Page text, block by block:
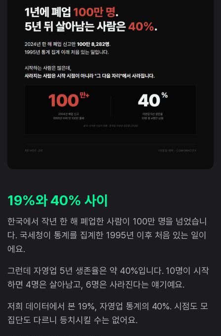
19%와 40% 사이
한국에서 작년 한 해 폐업한 사람이 100만 명을 넘었습니
다. 국세청이 통계를 집계한 1995년 이후 처음 있는 일이
에요.
그런데 자영업 5년 생존율은 약 40%입니다. 10명이 시작
하면 4명은 살아남고, 6명은 사라진다는 얘기예요.
저희 데이터에서 본 19%, 자영업 통계의 40%. 시점도 모
집단도 다르니 등치시킬 수는 없어요.